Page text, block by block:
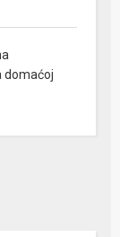
domaćoj